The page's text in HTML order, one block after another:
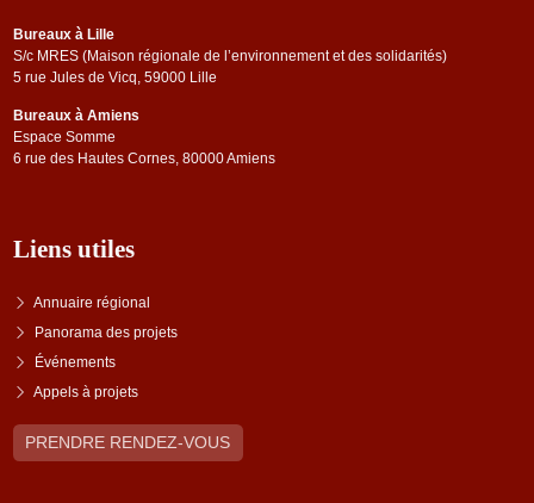
Bureaux à Lille
S/c MRES (Maison régionale de l’environnement et des solidarités)
5 rue Jules de Vicq, 59000 Lille
Bureaux à Amiens
Espace Somme
6 rue des Hautes Cornes, 80000 Amiens
Liens utiles
Annuaire régional
Panorama des projets
Événements
Appels à projets
PRENDRE RENDEZ-VOUS